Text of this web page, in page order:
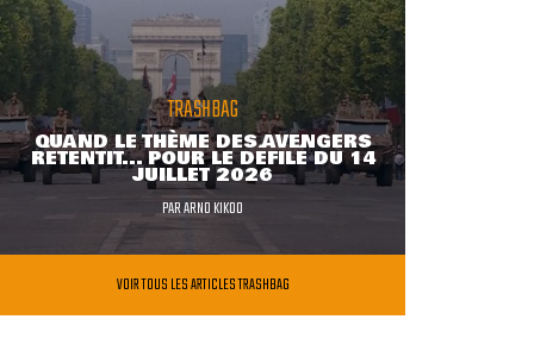
TRASHBAG
QUAND LE THÈME DES AVENGERS
RETENTIT... POUR LE DÉFILÉ DU 14
JUILLET 2026
PARARNO KIKOO
VOIR TOUS LES ARTICLES TRASHBAG